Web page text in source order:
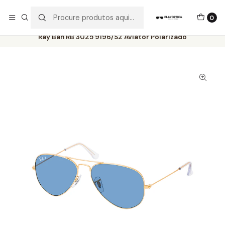
0
Ray Ban RB 3025 9196/S2 Aviator Polarizado